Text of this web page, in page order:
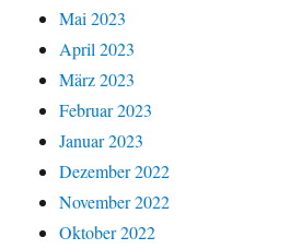
Mai 2023
April 2023
März 2023
Februar 2023
Januar 2023
Dezember 2022
November 2022
Oktober 2022